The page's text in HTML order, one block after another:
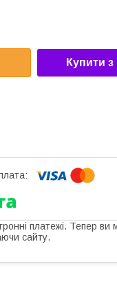
Купити з
платежі. Тепер ви
сайту.